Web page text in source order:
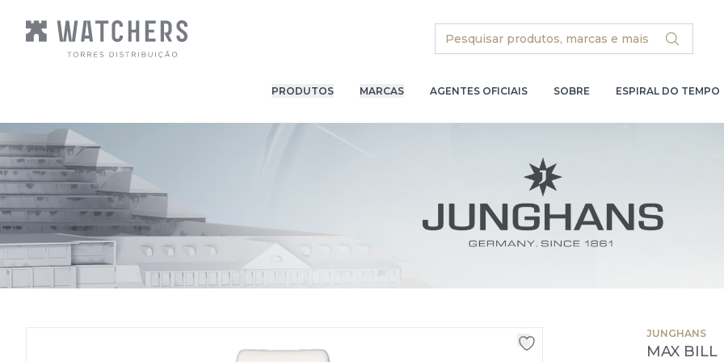
Search
PRODUTOS MARCAS AGENTES OFICIAIS SOBRE ESPIRAL DO TEMPO
JUNGHANS
MAX BILL